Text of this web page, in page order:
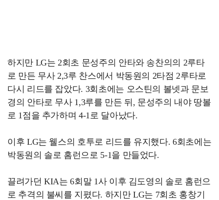
하지만 LG는 2회초 문성주의 안타와 송찬의의 2루타
로 만든 무사 2,3루 찬스에서 박동원의 2타점 2루타로
다시 리드를 잡았다. 3회초에는 오스틴의 볼넷과 문보
경의 안타로 무사 1,3루를 만든 뒤, 문성주의 내야 땅볼
로 1점을 추가하며 4-1로 달아났다.
이후 LG는 웰스의 호투로 리드를 유지했다. 6회초에는
박동원의 솔로 홈런으로 5-1을 만들었다.
끌려가던 KIA는 6회말 1사 이후 김도영의 솔로 홈런으
로 추격의 불씨를 지폈다. 하지만 LG는 7회초 홍창기